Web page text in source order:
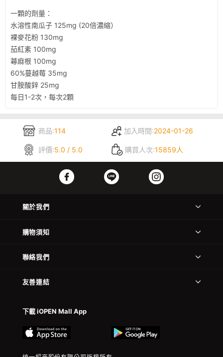
一顆的劑量：
水溶性南瓜子 125mg (20倍濃縮）
裸麥花粉 130mg
茄紅素 100mg
蕁麻根 100mg
60%蔓越莓 35mg
甘胺酸鋅 25mg
每日1-2次，每次2顆
商品:114 加入時間:2024-01-26
評價:5.0 / 5.0 購買人次:15859人
關於我們
購物須知
聯絡我們
友善連結
下載 iOPEN Mall App